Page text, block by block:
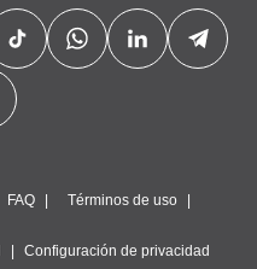
FAQ Términos de uso
Configuración de privacidad